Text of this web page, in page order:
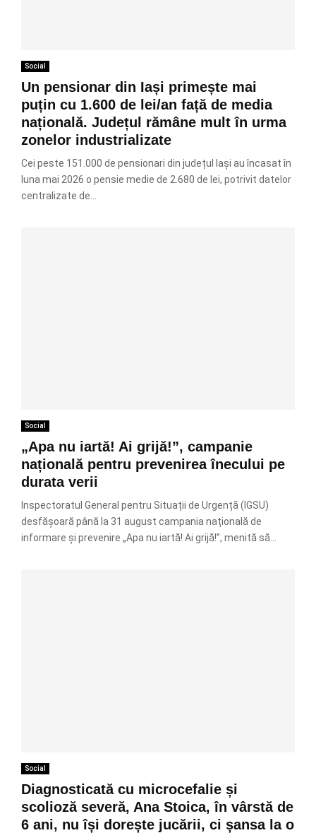
Social
Un pensionar din Iași primește mai
puțin cu 1.600 de lei/an față de media
națională. Județul rămâne mult în urma
zonelor industrializate
Cei peste 151.000 de pensionari din județul Iași au încasat în
luna mai 2026 o pensie medie de 2.680 de lei, potrivit datelor
centralizate de...
Social
„Apa nu iartă! Ai grijă!”, campanie
națională pentru prevenirea înecului pe
durata verii
Inspectoratul General pentru Situații de Urgență (IGSU)
desfășoară până la 31 august campania națională de
informare și prevenire „Apa nu iartă! Ai grijă!”, menită să...
Social
Diagnosticată cu microcefalie și
scolioză severă, Ana Stoica, în vârstă de
6 ani, nu își dorește jucării, ci șansa la o